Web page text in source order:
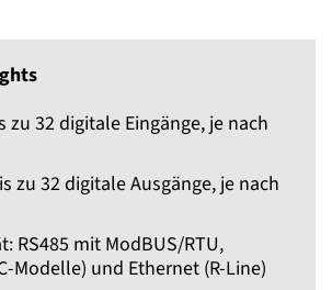
zu 32 digitale Eingänge, je nach
zu 32 digitale Ausgänge, je nach
RS485 mit ModBUS/RTU,
Modelle) und Ethernet (R-Line)